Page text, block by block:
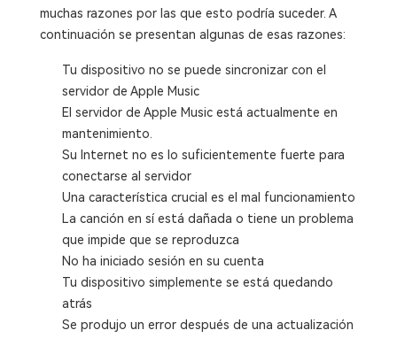
muchas razones por las que esto podría suceder. A
continuación se presentan algunas de esas razones:
Tu dispositivo no se puede sincronizar con el
servidor de Apple Music
El servidor de Apple Music está actualmente en
mantenimiento.
Su Internet no es lo suficientemente fuerte para
conectarse al servidor
Una característica crucial es el mal funcionamiento
La canción en sí está dañada o tiene un problema
que impide que se reproduzca
No ha iniciado sesión en su cuenta
Tu dispositivo simplemente se está quedando
atrás
Se produjo un error después de una actualización